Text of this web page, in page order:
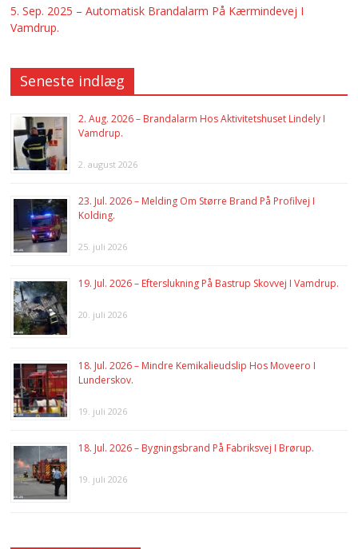
5. Sep. 2025 – Automatisk Brandalarm På Kærmindevej I
Vamdrup.
Seneste indlæg
2. Aug. 2026 – Brandalarm Hos Aktivitetshuset Lindely I
Vamdrup.
2. august 2026
23. Jul. 2026 – Melding Om Større Brand På Profilvej I
Kolding.
25. juli 2026
19. Jul. 2026 – Efterslukning På Bastrup Skovvej I Vamdrup.
20. juli 2026
18. Jul. 2026 – Mindre Kemikalieudslip Hos Moveero I
Lunderskov.
19. juli 2026
18. Jul. 2026 – Bygningsbrand På Fabriksvej I Brørup.
19. juli 2026